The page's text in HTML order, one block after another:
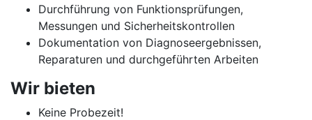
Durchführung von Funktionsprüfungen,
Messungen und Sicherheitskontrollen
Dokumentation von Diagnoseergebnissen,
Reparaturen und durchgeführten Arbeiten
Wir bieten
Keine Probezeit!